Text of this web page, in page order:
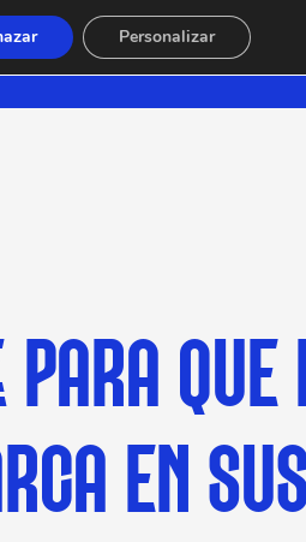
PARA QUE
EN
Personalizar